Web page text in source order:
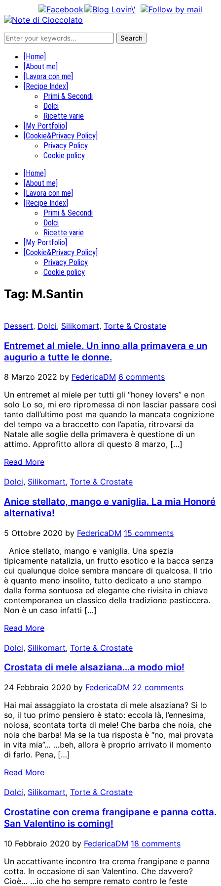
[Home]
[About me]
[Lavora con me]
[Recipe Index]
Primi & Secondi
Dolci
Ricette varie
[My Portfolio]
[Cookie&Privacy Policy]
Privacy Policy
Cookie policy
[Home]
[About me]
[Lavora con me]
[Recipe Index]
Primi & Secondi
Dolci
Ricette varie
[My Portfolio]
[Cookie&Privacy Policy]
Privacy Policy
Cookie policy
Tag: M.Santin
Dessert, Dolci, Silikomart, Torte & Crostate
Entremet al miele. Un inno alla primavera e un
augurio a tutte le donne.
8 Marzo 2022 by FedericaDM 6 comments
Un entremet al miele per tutti gli “honey lovers” e non
solo Lo so, mi ero ripromessa di non lasciar passare così
tanto dall’ultimo post ma quando la mancata cognizione
del tempo va a braccetto con l’apatia, ritrovarsi da
Natale alle soglie della primavera è questione di un
attimo. Approfitto allora di questo 8 marzo, […]
Read More
Dolci, Silikomart, Torte & Crostate
Anice stellato, mango e vaniglia. La mia Honoré
alternativa!
5 Ottobre 2020 by FedericaDM 15 comments
Anice stellato, mango e vaniglia. Una spezia
tipicamente natalizia, un frutto esotico e la bacca senza
cui qualunque dolce sembra mancare di qualcosa. Il trio
è quanto meno insolito, tutto dedicato a uno stampo
dalla forma sontuosa ed elegante che rivisita in chiave
contemporanea un classico della tradizione pasticcera.
Non è un caso infatti […]
Read More
Dolci, Silikomart, Torte & Crostate
Crostata di mele alsaziana…a modo mio!
24 Febbraio 2020 by FedericaDM 22 comments
Hai mai assaggiato la crostata di mele alsaziana? Sì lo
so, il tuo primo pensiero è stato: eccola là, l’ennesima,
noiosa, scontata torta di mele! Che barba che noia, che
noia che barba! Ma se la tua risposta è “no, mai provata
in vita mia”… …beh, allora è proprio arrivato il momento
di farlo. Pena, […]
Read More
Dolci, Silikomart, Torte & Crostate
Crostatine con crema frangipane e panna cotta.
San Valentino is coming!
10 Febbraio 2020 by FedericaDM 18 comments
Un accattivante incontro tra crema frangipane e panna
cotta. In occasione di san Valentino. Che davvero?
Cioè… …io che ho sempre remato contro le feste